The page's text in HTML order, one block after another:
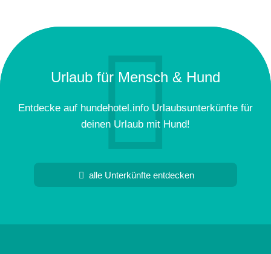
Urlaub für Mensch & Hund
Entdecke auf hundehotel.info Urlaubsunterkünfte für
deinen Urlaub mit Hund!
alle Unterkünfte entdecken